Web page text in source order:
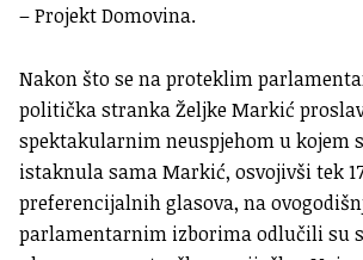
– Projekt Domovina.
Nakon što se na proteklim
politička stranka Željke Markić
spektakularnim neuspjehom u kojem
istaknula sama Markić, osvojivši tek
preferencijalnih glasova, na
parlamentarnim izborima odlučili su